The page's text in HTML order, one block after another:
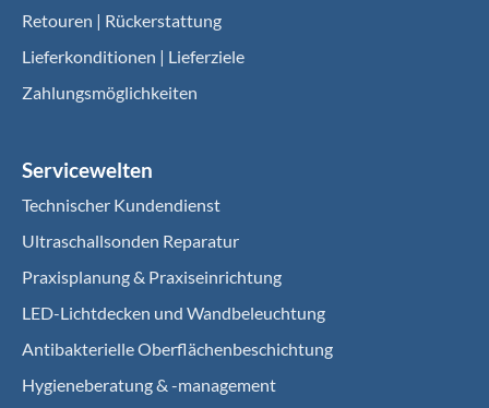
Retouren | Rückerstattung
Lieferkonditionen | Lieferziele
Zahlungsmöglichkeiten
Servicewelten
Technischer Kundendienst
Ultraschallsonden Reparatur
Praxisplanung & Praxiseinrichtung
LED-Lichtdecken und Wandbeleuchtung
Antibakterielle Oberflächenbeschichtung
Hygieneberatung & -management